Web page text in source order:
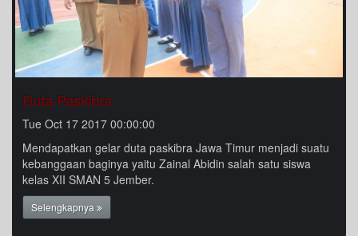
Duta Paskibra
Tue Oct 17 2017 00:00:00
Mendapatkan gelar duta paskibra Jawa Timur menjadi suatu
kebanggaan baginya yaitu Zainal Abidin salah satu siswa
kelas XII SMAN 5 Jember.
Selengkapnya